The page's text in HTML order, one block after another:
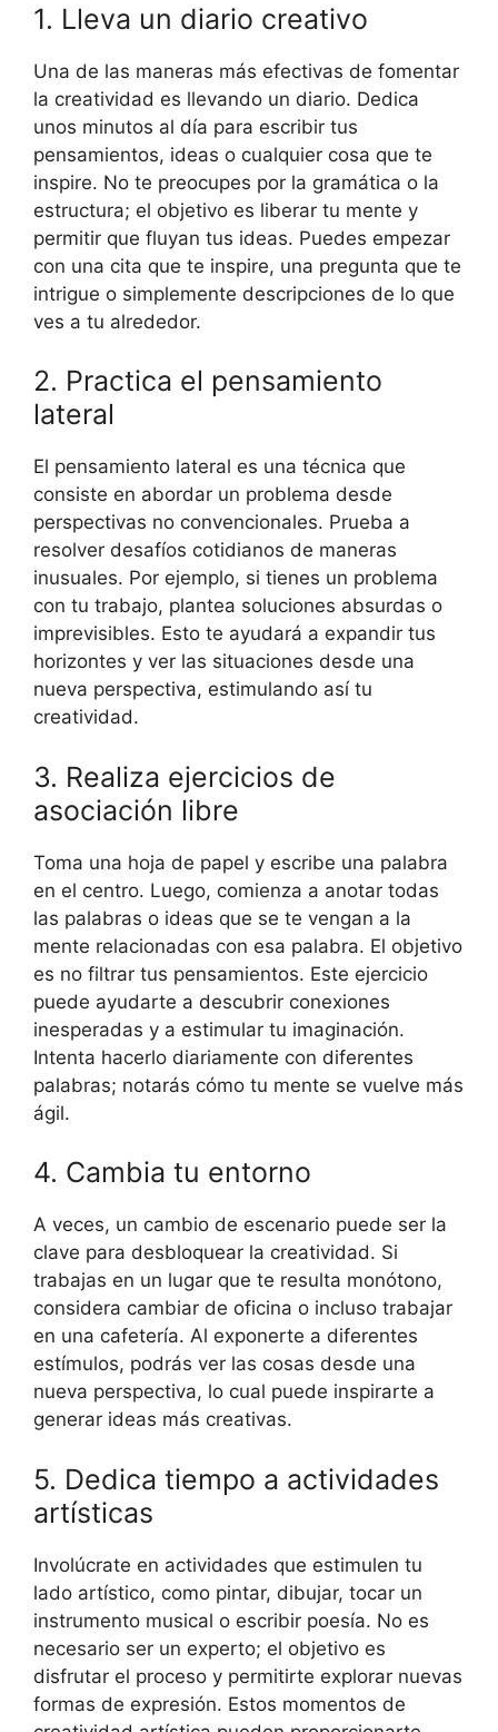
1. Lleva un diario creativo
Una de las maneras más efectivas de fomentar
la creatividad es llevando un diario. Dedica
unos minutos al día para escribir tus
pensamientos, ideas o cualquier cosa que te
inspire. No te preocupes por la gramática o la
estructura; el objetivo es liberar tu mente y
permitir que fluyan tus ideas. Puedes empezar
con una cita que te inspire, una pregunta que te
intrigue o simplemente descripciones de lo que
ves a tu alrededor.
2. Practica el pensamiento
lateral
El pensamiento lateral es una técnica que
consiste en abordar un problema desde
perspectivas no convencionales. Prueba a
resolver desafíos cotidianos de maneras
inusuales. Por ejemplo, si tienes un problema
con tu trabajo, plantea soluciones absurdas o
imprevisibles. Esto te ayudará a expandir tus
horizontes y ver las situaciones desde una
nueva perspectiva, estimulando así tu
creatividad.
3. Realiza ejercicios de
asociación libre
Toma una hoja de papel y escribe una palabra
en el centro. Luego, comienza a anotar todas
las palabras o ideas que se te vengan a la
mente relacionadas con esa palabra. El objetivo
es no filtrar tus pensamientos. Este ejercicio
puede ayudarte a descubrir conexiones
inesperadas y a estimular tu imaginación.
Intenta hacerlo diariamente con diferentes
palabras; notarás cómo tu mente se vuelve más
ágil.
4. Cambia tu entorno
A veces, un cambio de escenario puede ser la
clave para desbloquear la creatividad. Si
trabajas en un lugar que te resulta monótono,
considera cambiar de oficina o incluso trabajar
en una cafetería. Al exponerte a diferentes
estímulos, podrás ver las cosas desde una
nueva perspectiva, lo cual puede inspirarte a
generar ideas más creativas.
5. Dedica tiempo a actividades
artísticas
Involúcrate en actividades que estimulen tu
lado artístico, como pintar, dibujar, tocar un
instrumento musical o escribir poesía. No es
necesario ser un experto; el objetivo es
disfrutar el proceso y permitirte explorar nuevas
formas de expresión. Estos momentos de